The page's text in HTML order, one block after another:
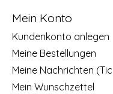
Mein Konto
Kundenkonto anlegen
Meine Bestellungen
Meine Nachrichten
Mein Wunschzettel